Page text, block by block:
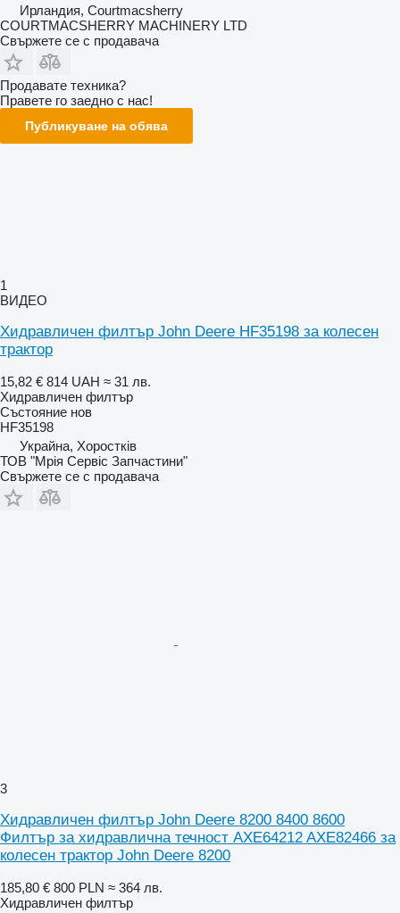
Ирландия, Courtmacsherry
COURTMACSHERRY MACHINERY LTD
Свържете се с продавача
Продавате техника?
Правете го заедно с нас!
Публикуване на обява
1
ВИДЕО
Хидравличен филтър John Deere HF35198 за колесен
трактор
15,82 € 814 UAH ≈ 31 лв.
Хидравличен филтър
Състояние нов
HF35198
Украйна, Хоростків
ТОВ "Мрія Сервіс Запчастини"
Свържете се с продавача
3
Хидравличен филтър John Deere 8200 8400 8600
Филтър за хидравлична течност AXE64212 AXE82466 за
колесен трактор John Deere 8200
185,80 € 800 PLN ≈ 364 лв.
Хидравличен филтър